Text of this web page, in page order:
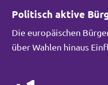
Politisch aktive
Die europäischen
über Wahlen hinaus